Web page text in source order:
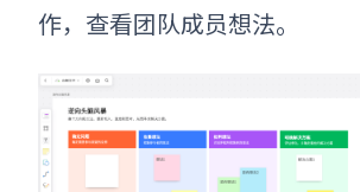
作，查看团队成员想法。